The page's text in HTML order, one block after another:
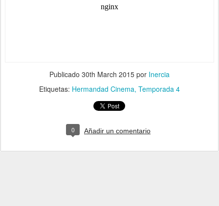
Publicado 30th March 2015 por Inercia
Etiquetas: Hermandad Cinema Temporada 4
0 Añadir un comentario